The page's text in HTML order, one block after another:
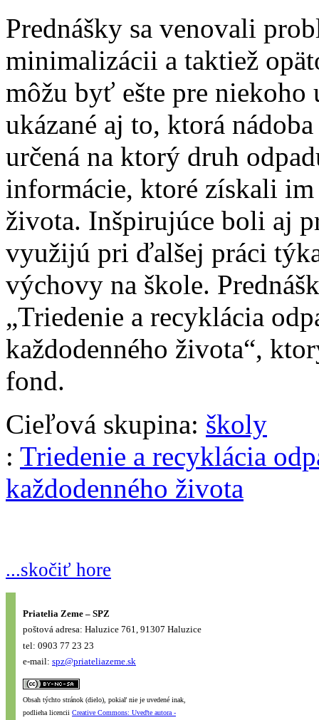
Prednášky sa venovali
minimalizácii a taktiež
môžu byť ešte pre
ukázané aj to, ktorá
určená na ktorý druh
informácie, ktoré získali
života. Inšpirujúce boli aj
využijú pri ďalšej práci
výchovy na škole.
„Triedenie a recyklácia
každodenného života“,
fond.
Cieľová skupina: školy
: Triedenie a recyklácia
každodenného života
...skočiť hore
Priatelia Zeme – SPZ
poštová adresa: Haluzice 761, 91307 Haluzice
tel: 0903 77 23 23
e-mail: spz@priateliazeme.sk
Obsah týchto stránok (dielo), pokiaľ nie je uvedené inak,
podlieha licencii Creative Commons: Uveďte autora -